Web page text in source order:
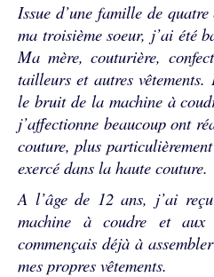
Issue d’une famille de
ma troisième soeur, j’ai été
Ma mère, couturière,
tailleurs et autres
le bruit de la machine à
j’affectionne beaucoup ont
couture, plus
exercé dans la haute couture.
A l’âge de 12 ans, j’ai
machine à coudre et
commençais déjà à
mes propres vêtements.